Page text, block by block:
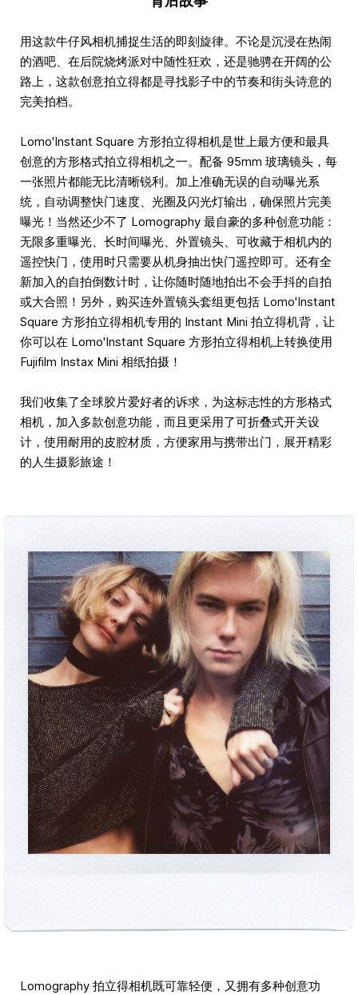
用这款牛仔风相机捕捉生活的即刻旋律。不论是沉浸在热闹
的酒吧、在后院烧烤派对中随性狂欢，还是驰骋在开阔的公
路上，这款创意拍立得都是寻找影子中的节奏和街头诗意的
完美拍档。
Lomo'Instant Square 方形拍立得相机是世上最方便和最具
创意的方形格式拍立得相机之一。配备 95mm 玻璃镜头，每
一张照片都能无比清晰锐利。加上准确无误的自动曝光系
统，自动调整快门速度、光圈及闪光灯输出，确保照片完美
曝光！当然还少不了 Lomography 最自豪的多种创意功能：
无限多重曝光、长时间曝光、外置镜头、可收藏于相机内的
遥控快门，使用时只需要从机身抽出快门遥控即可。还有全
新加入的自拍倒数计时，让你随时随地拍出不会手抖的自拍
或大合照！另外，购买连外置镜头套组更包括 Lomo'Instant
Square 方形拍立得相机专用的 Instant Mini 拍立得机背，让
你可以在 Lomo'Instant Square 方形拍立得相机上转换使用
Fujifilm Instax Mini 相纸拍摄！
我们收集了全球胶片爱好者的诉求，为这标志性的方形格式
相机，加入多款创意功能，而且更采用了可折叠式开关设
计，使用耐用的皮腔材质，方便家用与携带出门，展开精彩
的人生摄影旅途！
Lomography 拍立得相机既可靠轻便，又拥有多种创意功